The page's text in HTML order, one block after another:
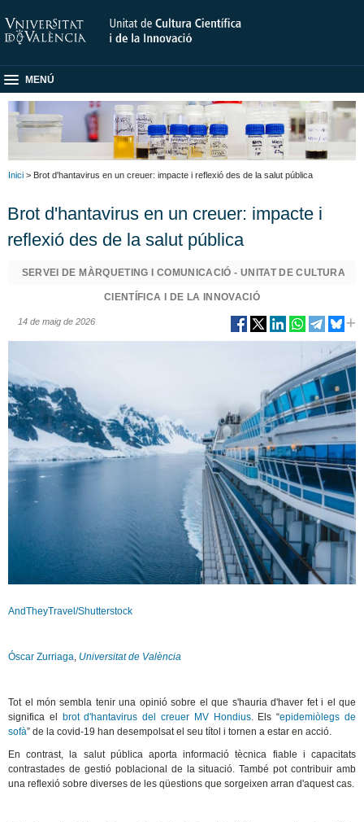
MENÚ
Inici > Brot d'hantavirus en un creuer: impacte i reflexió des de la salut pública
Brot d'hantavirus en un creuer: impacte i
reflexió des de la salut pública
SERVEI DE MÀRQUETING I COMUNICACIÓ - UNITAT DE CULTURA
CIENTÍFICA I DE LA INNOVACIÓ
14 de maig de 2026
AndTheyTravel/Shutterstock
Óscar Zurriaga, Universitat de València
Tot el món sembla tenir una opinió sobre el que s'hauria d'haver fet i el que
significa el brot d'hantavirus del creuer MV Hondius. Els “epidemiòlegs de
sofà” de la covid-19 han desempolsat el seu títol i tornen a estar en acció.
En contrast, la salut pública aporta informació tècnica fiable i capacitats
contrastades de gestió poblacional de la situació. També pot contribuir amb
una reflexió sobre diverses de les qüestions que sorgeixen arran d'aquest cas.